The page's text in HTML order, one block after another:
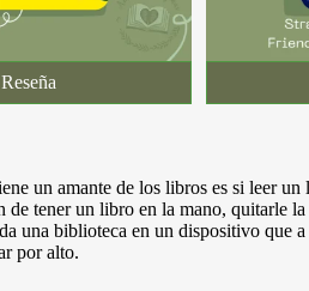
un amante de los libros es si leer
de tener un libro en la mano, quitarle
una biblioteca en un dispositivo que
por alto.